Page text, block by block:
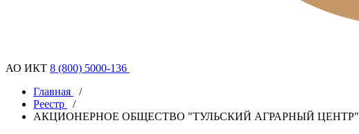
АО ИКТ 8 (800) 5000-136
Главная
/
Реестр
/
АКЦИОНЕРНОЕ ОБЩЕСТВО "ТУЛЬСКИЙ АГРАРНЫЙ ЦЕНТР"